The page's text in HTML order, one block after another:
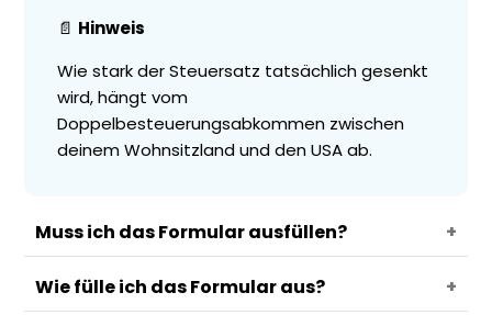
📄 Hinweis
Wie stark der Steuersatz tatsächlich gesenkt
wird, hängt vom
Doppelbesteuerungsabkommen zwischen
deinem Wohnsitzland und den USA ab.
Muss ich das Formular ausfüllen?
Ja, als Nicht-US-Bürger ist das Ausfüllen des W-
Wie fülle ich das Formular aus?